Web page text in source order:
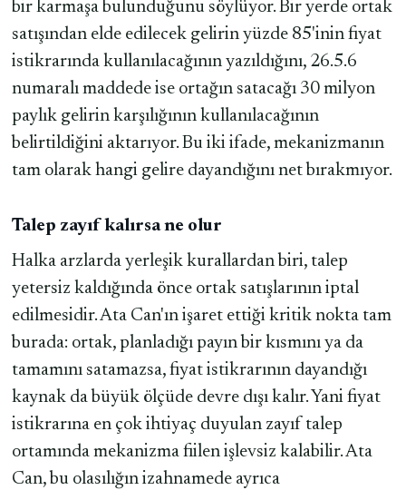
bir karmaşa bulunduğunu söylüyor. Bir yerde ortak
satışından elde edilecek gelirin yüzde 85'inin fiyat
istikrarında kullanılacağının yazıldığını, 26.5.6
numaralı maddede ise ortağın satacağı 30 milyon
paylık gelirin karşılığının kullanılacağının
belirtildiğini aktarıyor. Bu iki ifade, mekanizmanın
tam olarak hangi gelire dayandığını net bırakmıyor.
Talep zayıf kalırsa ne olur
Halka arzlarda yerleşik kurallardan biri, talep
yetersiz kaldığında önce ortak satışlarının iptal
edilmesidir. Ata Can'ın işaret ettiği kritik nokta tam
burada: ortak, planladığı payın bir kısmını ya da
tamamını satamazsa, fiyat istikrarının dayandığı
kaynak da büyük ölçüde devre dışı kalır. Yani fiyat
istikrarına en çok ihtiyaç duyulan zayıf talep
ortamında mekanizma fiilen işlevsiz kalabilir. Ata
Can, bu olasılığın izahnamede ayrıca